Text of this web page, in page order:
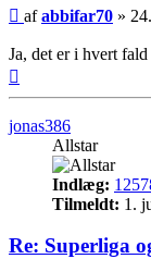
Indlæg
afabbifar70 »
Ja, det er i hvert
jonas386
Allstar
Indlæg:
Tilmeldt: 1.
Re: Superliga